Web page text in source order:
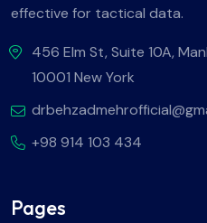
effective for tactical data.
456 Elm St, Suite 10A,
10001 New York
+98 914 103 434
Pages